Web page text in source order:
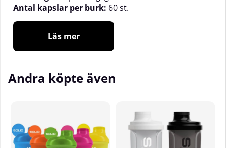
Antal kapslar per burk: 60 st.
Läs mer
Andra köpte även